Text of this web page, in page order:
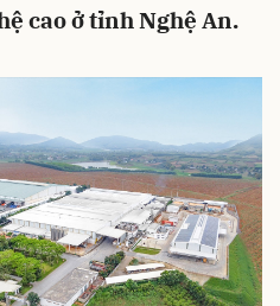
cao ở tỉnh Nghệ An.